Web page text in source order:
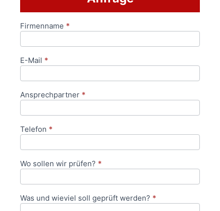
Anfrageformular
Firmenname *
E-Mail *
Ansprechpartner *
Telefon *
Wo sollen wir prüfen? *
Was und wieviel soll geprüft werden? *